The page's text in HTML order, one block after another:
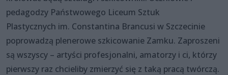
pedagodzy Państwowego Liceum Sztuk
Plastycznych im. Constantina Brancusi w Szczecinie
poprowadzą plenerowe szkicowanie Zamku. Zaproszeni
są wszyscy – artyści profesjonalni, amatorzy i ci, którzy
pierwszy raz chcieliby zmierzyć się z taką pracą twórczą.